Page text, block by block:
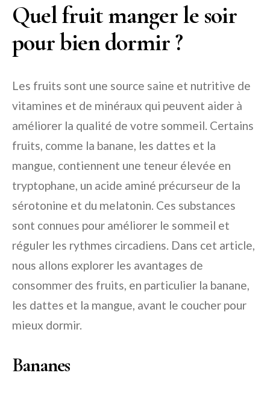
Quel fruit manger le soir
pour bien dormir ?
Les fruits sont une source saine et nutritive de
vitamines et de minéraux qui peuvent aider à
améliorer la qualité de votre sommeil. Certains
fruits, comme la banane, les dattes et la
mangue, contiennent une teneur élevée en
tryptophane, un acide aminé précurseur de la
sérotonine et du melatonin. Ces substances
sont connues pour améliorer le sommeil et
réguler les rythmes circadiens. Dans cet article,
nous allons explorer les avantages de
consommer des fruits, en particulier la banane,
les dattes et la mangue, avant le coucher pour
mieux dormir.
Bananes